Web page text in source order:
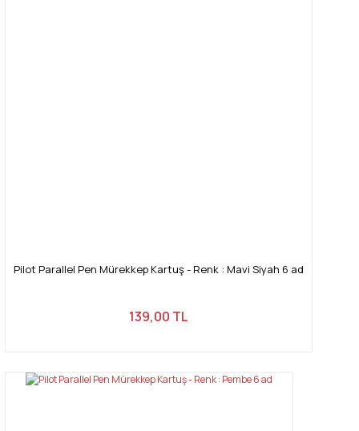
Pilot Parallel Pen Mürekkep Kartuş - Renk : Mavi Siyah 6 ad
139,00 TL